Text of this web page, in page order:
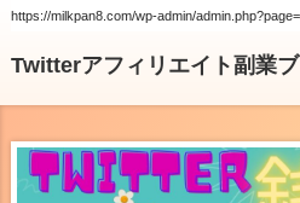
https://milkpan8.com/wp-admin/
Twitterアフィリエイト副業